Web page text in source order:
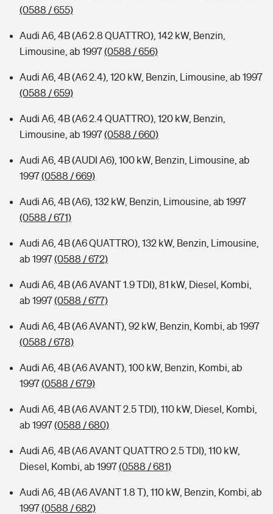
(0588 / 655)
Audi A6, 4B (A6 2.8 QUATTRO), 142 kW, Benzin,
Limousine, ab 1997(0588 / 656)
Audi A6, 4B (A6 2.4), 120 kW, Benzin, Limousine, ab 1997
(0588 / 659)
Audi A6, 4B (A6 2.4 QUATTRO), 120 kW, Benzin,
Limousine, ab 1997(0588 / 660)
Audi A6, 4B (AUDI A6), 100 kW, Benzin, Limousine, ab
1997(0588 / 669)
Audi A6, 4B (A6), 132 kW, Benzin, Limousine, ab 1997
(0588 / 671)
Audi A6, 4B (A6 QUATTRO), 132 kW, Benzin, Limousine,
ab 1997(0588 / 672)
Audi A6, 4B (A6 AVANT 1.9 TDI), 81 kW, Diesel, Kombi,
ab 1997(0588 / 677)
Audi A6, 4B (A6 AVANT), 92 kW, Benzin, Kombi, ab 1997
(0588 / 678)
Audi A6, 4B (A6 AVANT), 100 kW, Benzin, Kombi, ab
1997(0588 / 679)
Audi A6, 4B (A6 AVANT 2.5 TDI), 110 kW, Diesel, Kombi,
ab 1997(0588 / 680)
Audi A6, 4B (A6 AVANT QUATTRO 2.5 TDI), 110 kW,
Diesel, Kombi, ab 1997(0588 / 681)
Audi A6, 4B (A6 AVANT 1.8 T), 110 kW, Benzin, Kombi, ab
1997(0588 / 682)